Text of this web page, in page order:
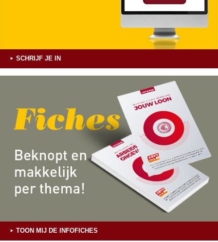
SCHRIJF JE IN
TOON MIJ DE INFOFICHES